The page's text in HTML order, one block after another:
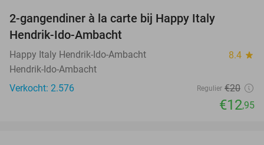
2-gangendiner à la carte bij Happy Italy
Hendrik-Ido-Ambacht
Happy Italy Hendrik-Ido-Ambacht 8.4 star
Hendrik-Ido-Ambacht
Verkocht: 2.576
Regulier €20
€12,95